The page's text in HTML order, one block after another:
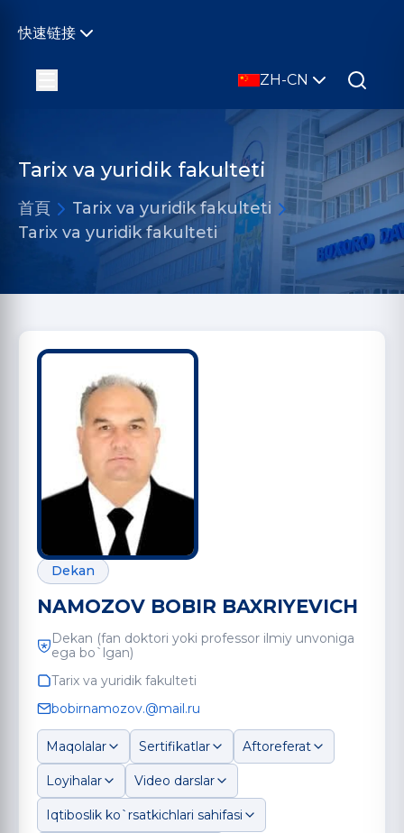
快速链接
ZH-CN
Tarix va yuridik fakulteti
首頁
Tarix va yuridik fakulteti
Tarix va yuridik fakulteti
Dekan
NAMOZOV BOBIR BAXRIYEVICH
Dekan (fan doktori yoki professor ilmiy unvoniga
ega bo`lgan)
Tarix va yuridik fakulteti
bobirnamozov.@mail.ru
Maqolalar Sertifikatlar Aftoreferat
Loyihalar Video darslar
Iqtiboslik ko`rsatkichlari sahifasi